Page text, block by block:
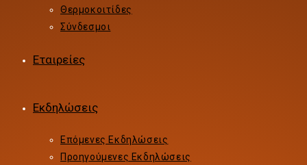
Θερμοκοιτίδες
Σύνδεσμοι
Εταιρείες
Εκδηλώσεις
Επόμενες Εκδηλώσεις
Προηγούμενες Εκδηλώσεις